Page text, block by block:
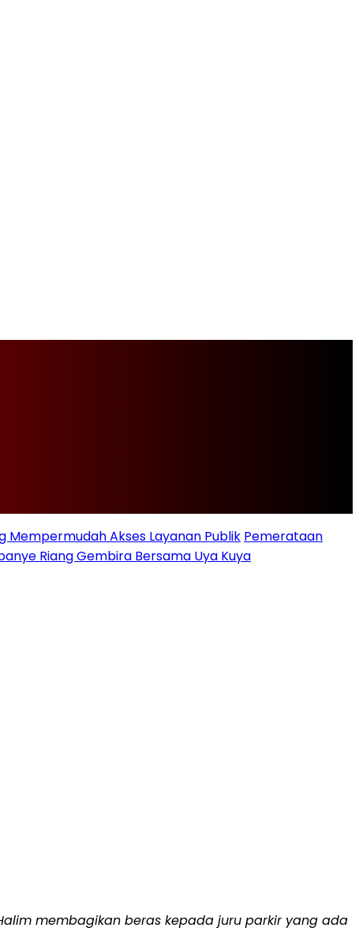
Mempermudah Akses Layanan Publik Pemerataan
Riang Gembira Bersama Uya Kuya
membagikan beras kepada juru parkir yang ada